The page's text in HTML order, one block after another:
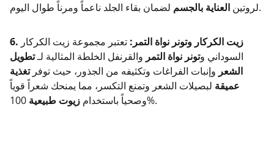
لروتين العناية بالجسم لضمان بقاء الجلد ناعماً ومرناً طوال اليوم.
6. زيت الكركار وتونر نواة التمر: تعتبر مجموعة زيت الكركار
السوداني وتونر نواة التمر والقرنفل الخلطة المثالية لـتطويل
الشعر وإنبات الفراغات وتكثيفه من الجذور، حيث توفرتغذية
عميقة لبصيلات الشعر وتمنع التكسر، مما يمنحك شعراً قوياً
وصحياً باستخدام زيوت طبيعية 100%.